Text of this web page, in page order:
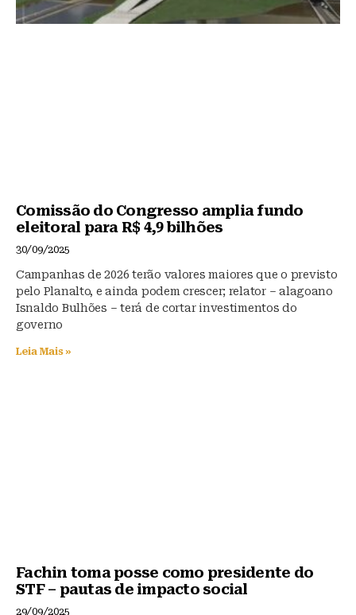
Comissão do Congresso amplia fundo
eleitoral para R$ 4,9 bilhões
30/09/2025
Campanhas de 2026 terão valores maiores que o previsto
pelo Planalto, e ainda podem crescer; relator – alagoano
Isnaldo Bulhões – terá de cortar investimentos do
governo
Leia Mais »
Fachin toma posse como presidente do
STF – pautas de impacto social
29/09/2025